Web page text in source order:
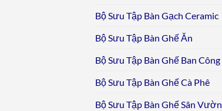
Bộ Sưu Tập Bàn Gạch Ceramic
Bộ Sưu Tập Bàn Ghế Ăn
Bộ Sưu Tập Bàn Ghế Ban Công
Bộ Sưu Tập Bàn Ghế Cà Phê
Bộ Sưu Tập Bàn Ghế Sân Vườn